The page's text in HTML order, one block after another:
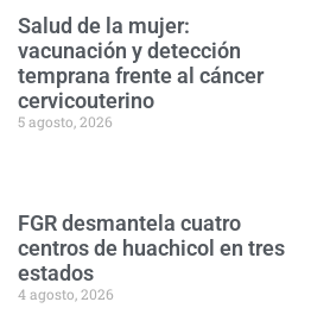
Salud de la mujer:
vacunación y detección
temprana frente al cáncer
cervicouterino
5 agosto, 2026
FGR desmantela cuatro
centros de huachicol en tres
estados
4 agosto, 2026